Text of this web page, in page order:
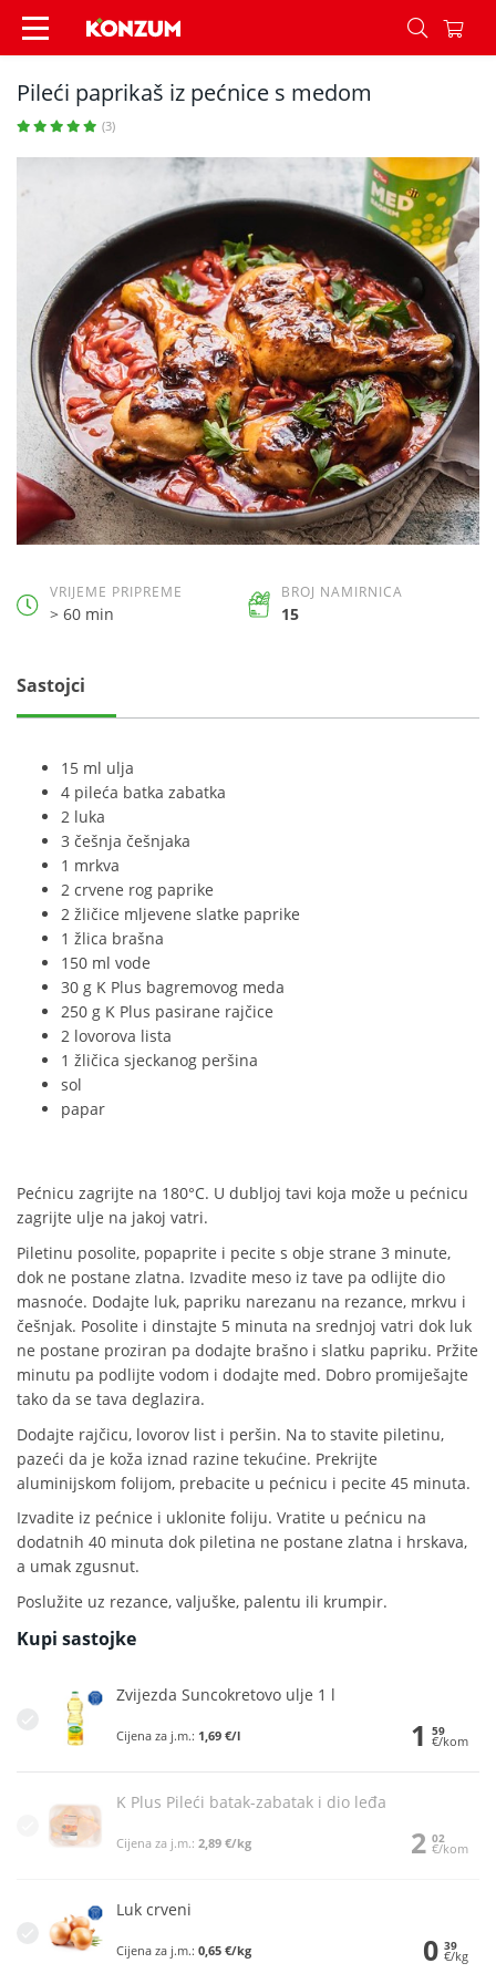
Pileći paprikaš iz pećnice s medom - Recepti -
Pileći paprikaš iz pećnice s medom
(3)
VRIJEME PRIPREME
> 60 min
BROJ NAMIRNICA
15
Sastojci
15 ml ulja
4 pileća batka zabatka
2 luka
3 češnja češnjaka
1 mrkva
2 crvene rog paprike
2 žličice mljevene slatke paprike
1 žlica brašna
150 ml vode
30 g K Plus bagremovog meda
250 g K Plus pasirane rajčice
2 lovorova lista
1 žličica sjeckanog peršina
sol
papar
Pećnicu zagrijte na 180°C. U dubljoj tavi koja može u pećnicu
zagrijte ulje na jakoj vatri.
Piletinu posolite, popaprite i pecite s obje strane 3 minute,
dok ne postane zlatna. Izvadite meso iz tave pa odlijte dio
masnoće. Dodajte luk, papriku narezanu na rezance, mrkvu i
češnjak. Posolite i dinstajte 5 minuta na srednjoj vatri dok luk
ne postane proziran pa dodajte brašno i slatku papriku. Pržite
minutu pa podlijte vodom i dodajte med. Dobro promiješajte
tako da se tava deglazira.
Dodajte rajčicu, lovorov list i peršin. Na to stavite piletinu,
pazeći da je koža iznad razine tekućine. Prekrijte
aluminijskom folijom, prebacite u pećnicu i pecite 45 minuta.
Izvadite iz pećnice i uklonite foliju. Vratite u pećnicu na
dodatnih 40 minuta dok piletina ne postane zlatna i hrskava,
a umak zgusnut.
Poslužite uz rezance, valjuške, palentu ili krumpir.
Kupi sastojke
Zvijezda Suncokretovo ulje 1 l
Cijena za j.m.: 1,69 €/l 1 59
€/kom
K Plus Pileći batak-zabatak i dio leđa
Cijena za j.m.: 2,89 €/kg 2 02
€/kom
Luk crveni
Cijena za j.m.: 0,65 €/kg 0 39
€/kg